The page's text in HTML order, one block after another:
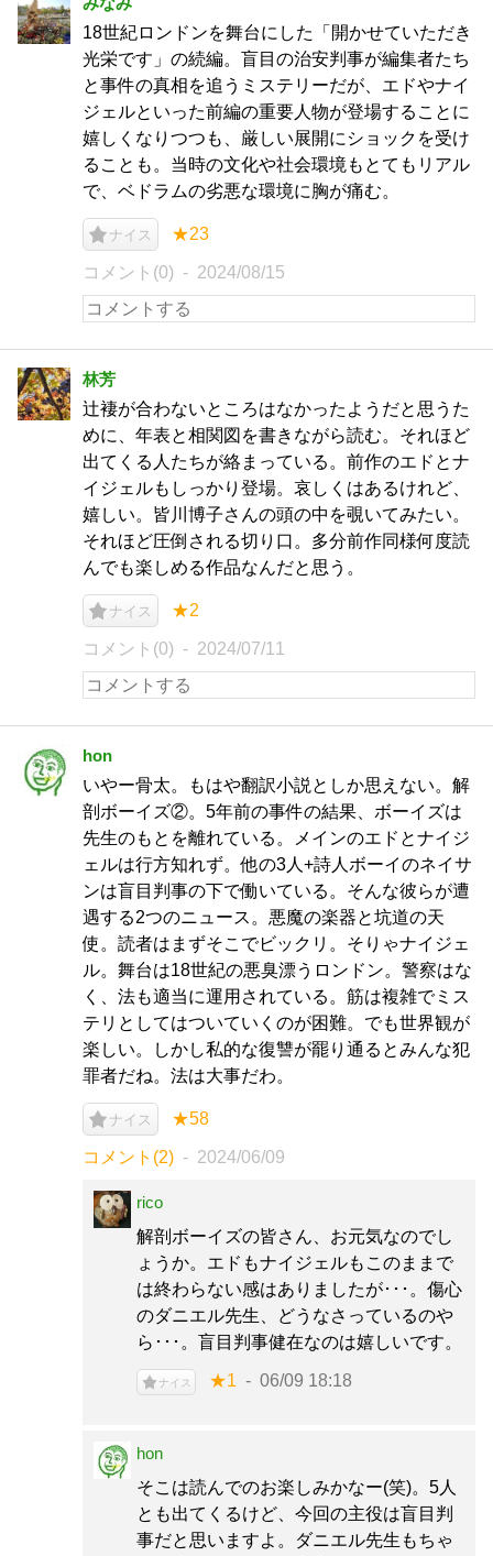
18世紀ロンドンを舞台にした「開かせていただき
光栄です」の続編。盲目の治安判事が編集者たち
と事件の真相を追うミステリーだが、エドやナイ
ジェルといった前編の重要人物が登場することに
嬉しくなりつつも、厳しい展開にショックを受け
ることも。当時の文化や社会環境もとてもリアル
で、ベドラムの劣悪な環境に胸が痛む。
ナイス ★23
コメント(0) 2024/08/15
林芳
辻褄が合わないところはなかったようだと思うた
めに、年表と相関図を書きながら読む。それほど
出てくる人たちが絡まっている。前作のエドとナ
イジェルもしっかり登場。哀しくはあるけれど、
嬉しい。皆川博子さんの頭の中を覗いてみたい。
それほど圧倒される切り口。多分前作同様何度読
んでも楽しめる作品なんだと思う。
ナイス ★2
コメント(0) 2024/07/11
hon
いやー骨太。もはや翻訳小説としか思えない。解
剖ボーイズ②。5年前の事件の結果、ボーイズは
先生のもとを離れている。メインのエドとナイジ
ェルは行方知れず。他の3人+詩人ボーイのネイサ
ンは盲目判事の下で働いている。そんな彼らが遭
遇する2つのニュース。悪魔の楽器と坑道の天
使。読者はまずそこでビックリ。そりゃナイジェ
ル。舞台は18世紀の悪臭漂うロンドン。警察はな
く、法も適当に運用されている。筋は複雑でミス
テリとしてはついていくのが困難。でも世界観が
楽しい。しかし私的な復讐が罷り通るとみんな犯
罪者だね。法は大事だわ。
ナイス ★58
コメント(2) 2024/06/09
rico
解剖ボーイズの皆さん、お元気なのでし
ょうか。エドもナイジェルもこのままで
は終わらない感はありましたが･･･。傷心
のダニエル先生、どうなさっているのや
ら･･･。盲目判事健在なのは嬉しいです。
ナイス ★1 06/09 18:18
hon
そこは読んでのお楽しみかなー(笑)。5人
とも出てくるけど、今回の主役は盲目判
事だと思いますよ。ダニエル先生もちゃ